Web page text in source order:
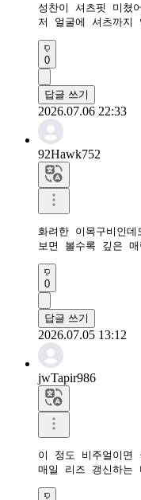
성찬이 셔츠핏 미쳤
저 얼굴에 셔츠까지
0
답글 쓰기
2026.07.06 22:33
92Hawk752
화려한 이목구비인
보면 볼수록 깊은
0
답글 쓰기
2026.07.05 13:12
jwTapir986
이 정도 비주얼이면
매일 리즈 갱신하는